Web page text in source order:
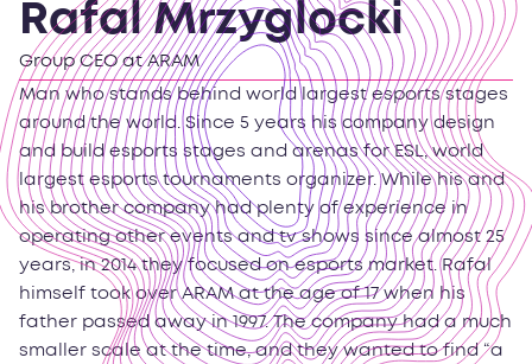
Rafal Mrzyglocki
Group CEO at ARAM
Man who stands behind world largest esports stages
around the world. Since 5 years his company design
and build esports stages and arenas for ESL, world
largest esports tournaments organizer. While his and
his brother company had plenty of experience in
operating other events and tv shows since almost 25
years, in 2014 they focused on esports market. Rafal
himself took over ARAM at the age of 17 when his
father passed away in 1997. The company had a much
smaller scale at the time, and they wanted to find “a